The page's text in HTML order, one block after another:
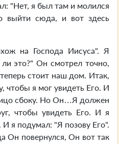
"Нет, я был там и молился
выйти сюда, и вот здесь
на Господа Иисуса". Я
это?" Он смотрел точно,
стоит наш дом. Итак,
чтобы я мог увидеть Его. И
сбоку. Но Он…Я должен
чтобы увидеть Его. И я
я подумал: "Я позову Его".
Он повернулся, Он вот так